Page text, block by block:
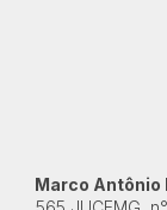
Marco Antônio